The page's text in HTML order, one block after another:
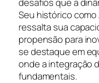
Seu histórico
ressalta sua
propensão para
se destaque em
onde a integração
fundamentais.